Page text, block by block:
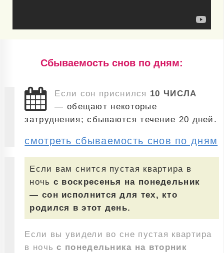
Cбываемость снов по дням:
Если сон приснился 10 ЧИСЛА
— обещают некоторые
затруднения; сбываются течение 20 дней.
смотреть сбываемость снов по дням
Если вам снится пустая квартира в
ночь с воскресенья на понедельник
— сон исполнится для тех, кто
родился в этот день.
Если вы увидели во сне пустая квартира
в ночьс понедельника на вторник